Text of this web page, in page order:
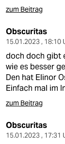
zum Beitrag
Obscuritas
15.01.2023 , 18:10
doch doch gibt
wie es besser
Den hat Elinor
Einfach mal im
zum Beitrag
Obscuritas
15.01.2023 , 17:31